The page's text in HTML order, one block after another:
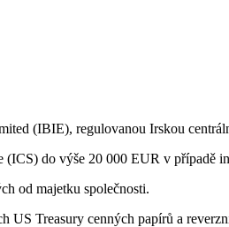
(IBIE), regulovanou Irskou
do výše 20 000 EUR v případě
od majetku společnosti.
Treasury cenných papírů a